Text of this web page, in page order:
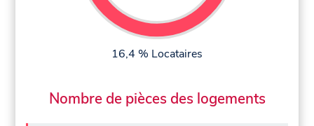
16,4 % Locataires
Nombre de pièces des logements